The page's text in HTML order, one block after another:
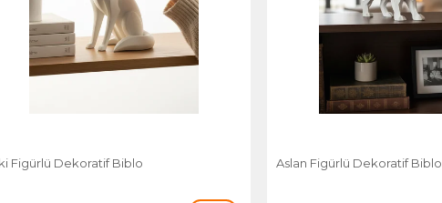
Figürlü Dekoratif Biblo Aslan Figürlü Dekoratif Biblo